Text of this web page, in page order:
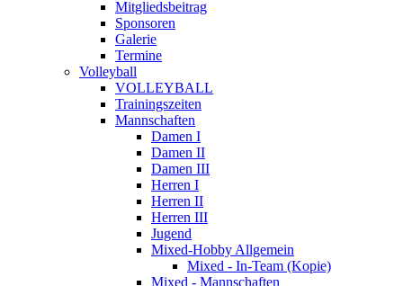
Mitgliedsbeitrag
Sponsoren
Galerie
Termine
Volleyball
VOLLEYBALL
Trainingszeiten
Mannschaften
Damen I
Damen II
Damen III
Herren I
Herren II
Herren III
Jugend
Mixed-Hobby Allgemein
Mixed - In-Team (Kopie)
Mixed - Mannschaften